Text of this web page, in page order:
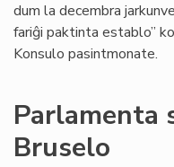
dum la decembra
fariĝi paktinta establo”
Konsulo pasintmonate.
Parlamenta
Bruselo